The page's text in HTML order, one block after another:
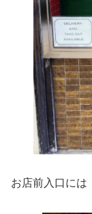
お店前入口には